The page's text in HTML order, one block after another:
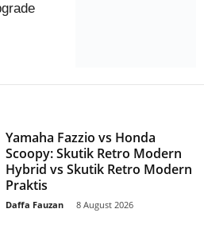
Yamaha Fazzio vs Honda
Scoopy: Skutik Retro Modern
Hybrid vs Skutik Retro Modern
Praktis
Daffa Fauzan 8 August 2026